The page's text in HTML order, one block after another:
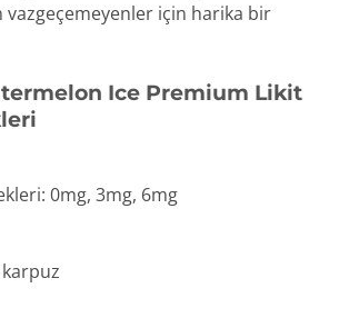
için harika bir
Ice Premium Likit
0mg, 3mg, 6mg